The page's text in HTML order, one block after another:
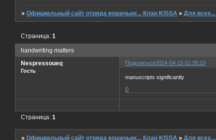
»Официальный сайт отряда кошачьих... Клан KISSA »Для всех...
handwriting matters
Страница:1
Поделиться2024-04-15 01:35:23
Nespressoueq
Гость
manuscripts significantly
0
Страница:1
»Официальный сайт отряда кошачьих... Клан KISSA »Для всех...